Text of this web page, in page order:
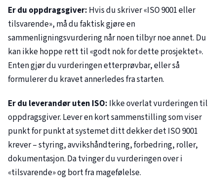
Er du oppdragsgiver: Hvis du skriver «ISO 9001 eller
tilsvarende», må du faktisk gjøre en
sammenligningsvurdering når noen tilbyr noe annet. Du
kan ikke hoppe rett til «godt nok for dette prosjektet».
Enten gjør du vurderingen etterprøvbar, eller så
formulerer du kravet annerledes fra starten.
Er du leverandør uten ISO: Ikke overlat vurderingen til
oppdragsgiver. Lever en kort sammenstilling som viser
punkt for punkt at systemet ditt dekker det ISO 9001
krever – styring, avvikshåndtering, forbedring, roller,
dokumentasjon. Da tvinger du vurderingen over i
«tilsvarende» og bort fra magefølelse.